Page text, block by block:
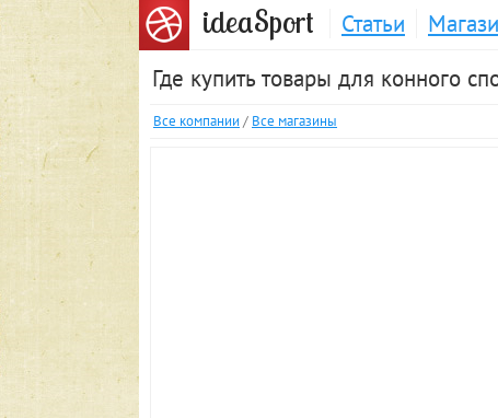
ideaSport Статьи
Где купить товары для конного
Все компании / Все магазины